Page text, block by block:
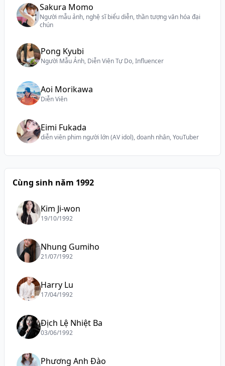
Sakura Momo
Người mẫu ảnh, nghệ sĩ biểu diễn, thần tượng văn hóa đại
chún
Pong Kyubi
Người Mẫu Ảnh, Diễn Viên Tự Do, Influencer
Aoi Morikawa
Diễn Viên
Eimi Fukada
diễn viên phim người lớn (AV idol), doanh nhân, YouTuber
Cùng sinh năm 1992
Kim Ji-won
19/10/1992
Nhung Gumiho
21/07/1992
Harry Lu
17/04/1992
Địch Lệ Nhiệt Ba
03/06/1992
Phương Anh Đào